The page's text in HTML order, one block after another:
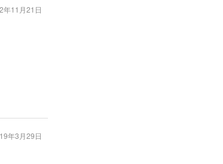
年11月21日
年3月29日